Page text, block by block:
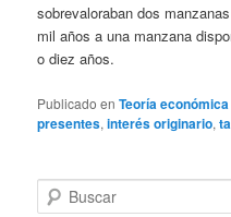
sobrevaloraban dos
mil años a una manzana
o diez años.
Publicado en Teoría económica
presentes,interés originario,
u